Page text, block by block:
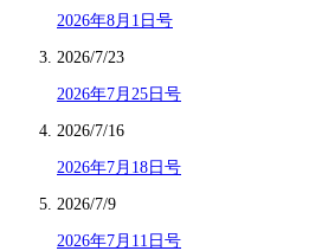
2026年8月1日号
2026/7/23
2026年7月25日号
2026/7/16
2026年7月18日号
2026/7/9
2026年7月11日号